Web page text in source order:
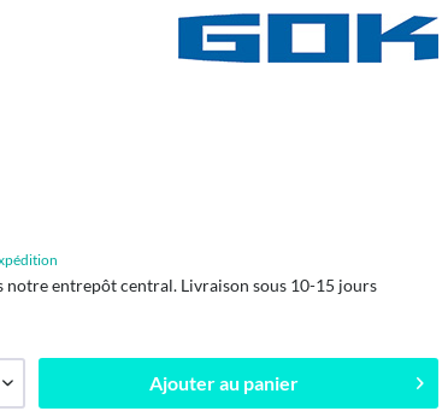
entrepôt central. Livraison sous 10-15 jours
Ajouter au panier